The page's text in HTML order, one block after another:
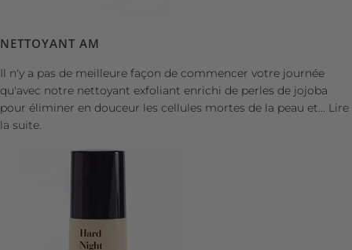
NETTOYANT AM
Il n'y a pas de meilleure façon de commencer votre journée
qu'avec notre nettoyant exfoliant enrichi de perles de jojoba
pour éliminer en douceur les cellules mortes de la peau et... Lire
la suite.